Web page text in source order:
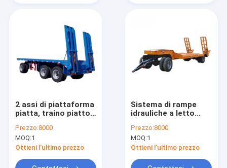
2 assi di piattaforma
piatta, traino piatto,
con scala
Prezzo:8000
MOQ:1
Ottieni l'ultimo prezzo
Sistema di rampe
idrauliche a letto
tutto campo, in
vendita
Prezzo:8000
MOQ:1
Ottieni l'ultimo prezzo